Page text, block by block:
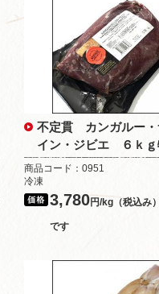
不定貫 カンガルー・
イン・ジビエ ６ｋｇ
商品コード：0951
冷凍
3,780円/kg（税込み
です